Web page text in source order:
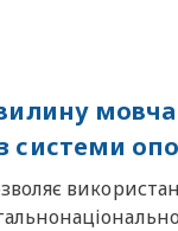
системи